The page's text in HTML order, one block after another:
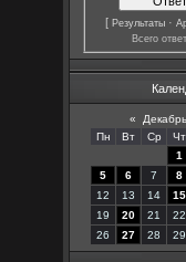
[Результаты ·
Всего
«
Пн
Вт Ср Чт
1
5
6 7 8
12
13 14 15
19
20 21 22
26
27 28 29